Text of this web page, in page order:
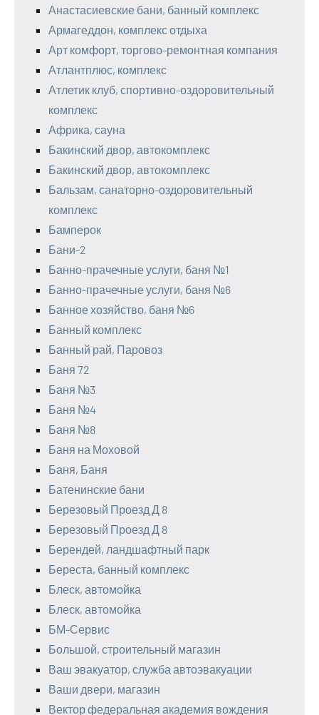
Анастасиевские бани, банный комплекс
Армагеддон, комплекс отдыха
Арт комфорт, торгово-ремонтная компания
Атлантплюс, комплекс
Атлетик клуб, спортивно-оздоровительный
комплекс
Африка, сауна
Бакинский двор, автокомплекс
Бакинский двор, автокомплекс
Бальзам, санаторно-оздоровительный
комплекс
Бамперок
Бани-2
Банно-прачечные услуги, баня №1
Банно-прачечные услуги, баня №6
Банное хозяйство, баня №6
Банный комплекс
Банный рай, Паровоз
Баня 72
Баня №3
Баня №4
Баня №8
Баня на Моховой
Баня, Баня
Батенинские бани
Березовый Проезд Д 8
Березовый Проезд Д 8
Берендей, ландшафтный парк
Береста, банный комплекс
Блеск, автомойка
Блеск, автомойка
БМ-Сервис
Большой, строительный магазин
Ваш эвакуатор, служба автоэвакуации
Ваши двери, магазин
Вектор федеральная академия вождения